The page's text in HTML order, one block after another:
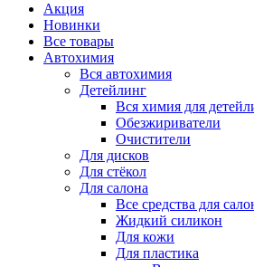
Акция
Новинки
Все товары
Автохимия
Вся автохимия
Детейлинг
Вся химия для
Обезжириватели
Очистители
Для дисков
Для стёкол
Для салона
Все средства для
Жидкий силикон
Для кожи
Для пластика